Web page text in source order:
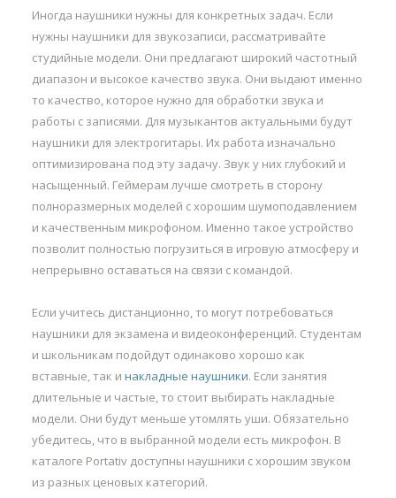
Иногда наушники нужны для конкретных задач. Если
нужны наушники для звукозаписи, рассматривайте
студийные модели. Они предлагают широкий частотный
диапазон и высокое качество звука. Они выдают именно
то качество, которое нужно для обработки звука и
работы с записями. Для музыкантов актуальными будут
наушники для электрогитары. Их работа изначально
оптимизирована под эту задачу. Звук у них глубокий и
насыщенный. Геймерам лучше смотреть в сторону
полноразмерных моделей с хорошим шумоподавлением
и качественным микрофоном. Именно такое устройство
позволит полностью погрузиться в игровую атмосферу и
непрерывно оставаться на связи с командой.
Если учитесь дистанционно, то могут потребоваться
наушники для экзамена и видеоконференций. Студентам
и школьникам подойдут одинаково хорошо как
вставные, так и накладные наушники. Если занятия
длительные и частые, то стоит выбирать накладные
модели. Они будут меньше утомлять уши. Обязательно
убедитесь, что в выбранной модели есть микрофон. В
каталоге Portativ доступны наушники с хорошим звуком
из разных ценовых категорий.